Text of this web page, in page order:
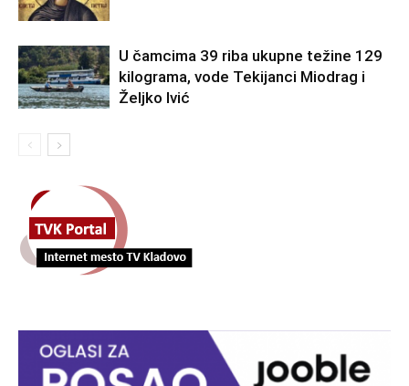
U čamcima 39 riba ukupne težine 129
kilograma, vode Tekijanci Miodrag i
Željko Ivić